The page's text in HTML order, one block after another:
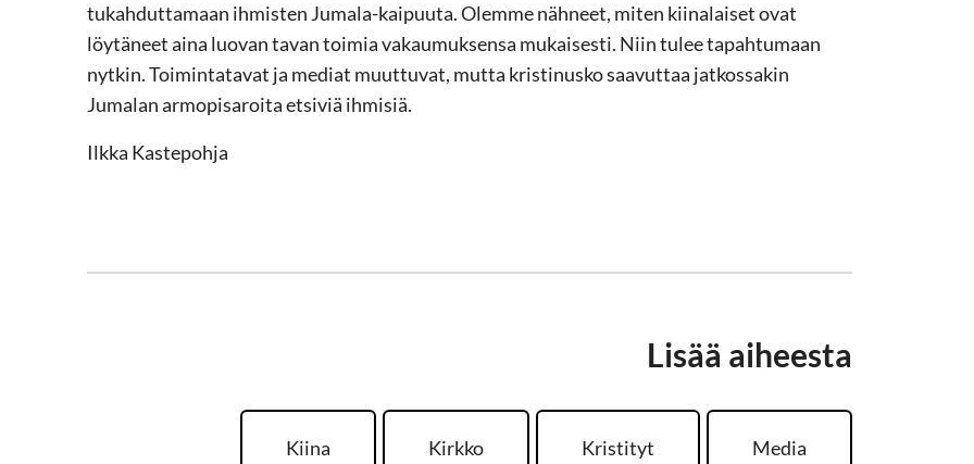
tukahduttamaan ihmisten Jumala-kaipuuta. Olemme nähneet, miten kiinalaiset ovat
löytäneet aina luovan tavan toimia vakaumuksensa mukaisesti. Niin tulee tapahtumaan
nytkin. Toimintatavat ja mediat muuttuvat, mutta kristinusko saavuttaa jatkossakin
Jumalan armopisaroita etsiviä ihmisiä.
Ilkka Kastepohja
Lisää aiheesta
Kiina Kirkko Kristityt Media